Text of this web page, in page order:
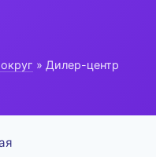
» Дилер-центр